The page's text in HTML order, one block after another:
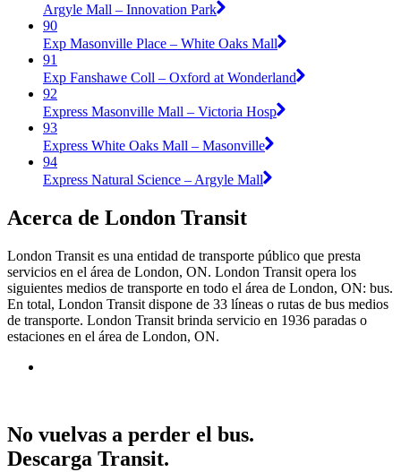
Argyle Mall – Innovation Park
90
Exp Masonville Place – White Oaks Mall
91
Exp Fanshawe Coll – Oxford at Wonderland
92
Express Masonville Mall – Victoria Hosp
93
Express White Oaks Mall – Masonville
94
Express Natural Science – Argyle Mall
Acerca de London Transit
London Transit es una entidad de transporte público que presta
servicios en el área de London, ON. London Transit opera los
siguientes medios de transporte en todo el área de London, ON: bus.
En total, London Transit dispone de 33 líneas o rutas de bus medios
de transporte. London Transit brinda servicio en 1936 paradas o
estaciones en el área de London, ON.
No vuelvas a perder el bus.
Descarga Transit.